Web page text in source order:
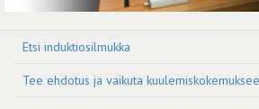
Etsi induktiosilmukka
Tee ehdotus ja vaikuta